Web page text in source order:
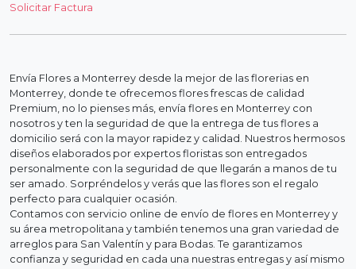
Solicitar Factura
Envía Flores a Monterrey desde la mejor de las florerias en
Monterrey, donde te ofrecemos flores frescas de calidad
Premium, no lo pienses más, envía flores en Monterrey con
nosotros y ten la seguridad de que la entrega de tus flores a
domicilio será con la mayor rapidez y calidad. Nuestros hermosos
diseños elaborados por expertos floristas son entregados
personalmente con la seguridad de que llegarán a manos de tu
ser amado. Sorpréndelos y verás que las flores son el regalo
perfecto para cualquier ocasión.
Contamos con servicio online de envío de flores en Monterrey y
su área metropolitana y también tenemos una gran variedad de
arreglos para San Valentín y para Bodas. Te garantizamos
confianza y seguridad en cada una nuestras entregas y así mismo